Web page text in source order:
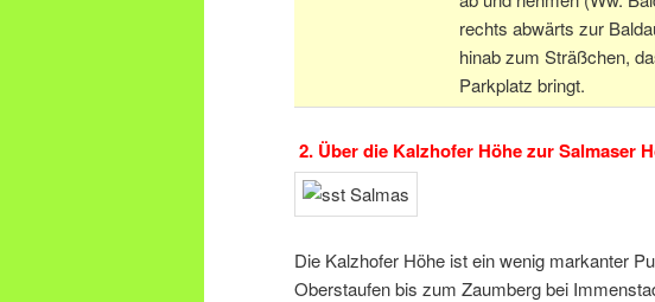
rechts abwärts zur
hinab zum Sträßchen,
Parkplatz bringt.
2. Über die Kalzhofer Höhe zur Salmaser
Die Kalzhofer Höhe ist ein wenig markanter
Oberstaufen bis zum Zaumberg bei